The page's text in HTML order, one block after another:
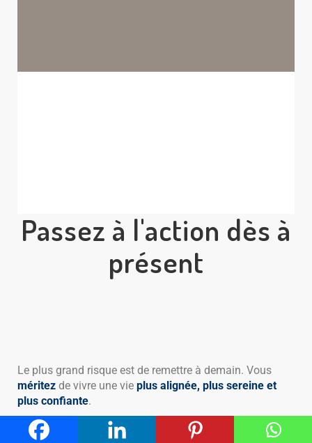
Passez à l'action dès à
présent
Le plus grand risque est de remettre à demain. Vous
méritez de vivre une vie plus alignée, plus sereine et
plus confiante.
👉 Contactez-moi dès aujourd’hui.